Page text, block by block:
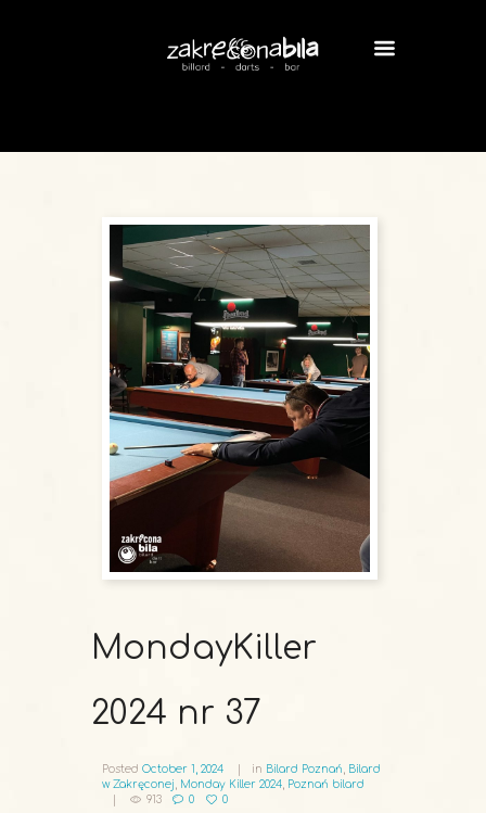
MondayKiller
2024 nr 37
Posted October 1, 2024 in Bilard Poznań
Bilard
w Zakręconej
Monday Killer 2024 Poznań bilard
913
0 0